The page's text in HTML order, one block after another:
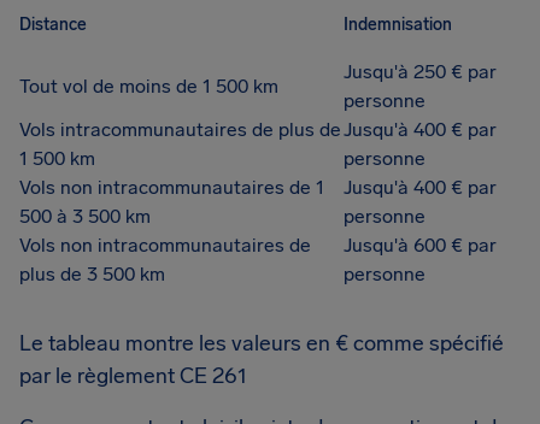
Distance Indemnisation
Tout vol de moins de 1 500 km
Jusqu'à 250 € par
personne
Vols intracommunautaires de plus de
1 500 km
Jusqu'à 400 € par
personne
Vols non intracommunautaires de 1
500 à 3 500 km
Jusqu'à 400 € par
personne
Vols non intracommunautaires de
plus de 3 500 km
Jusqu'à 600 € par
personne
Le tableau montre les valeurs en € comme spécifié
par le règlement CE 261